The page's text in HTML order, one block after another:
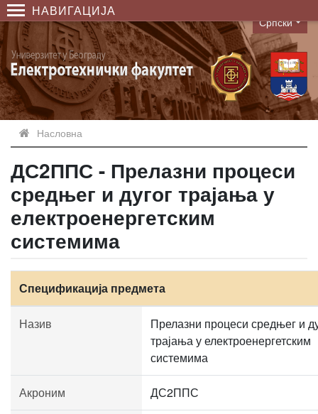
НАВИГАЦИЈА
Language
Српски
Насловна
ДС2ППС - Прелазни процеси
средњег и дугог трајања у
електроенергетским
системима
Спецификација предмета
Назив
Прелазни процеси средњег и
трајања у електроенергетским
системима
Акроним ДС2ППС